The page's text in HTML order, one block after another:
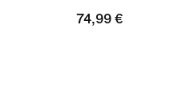
74,99
74,99 €